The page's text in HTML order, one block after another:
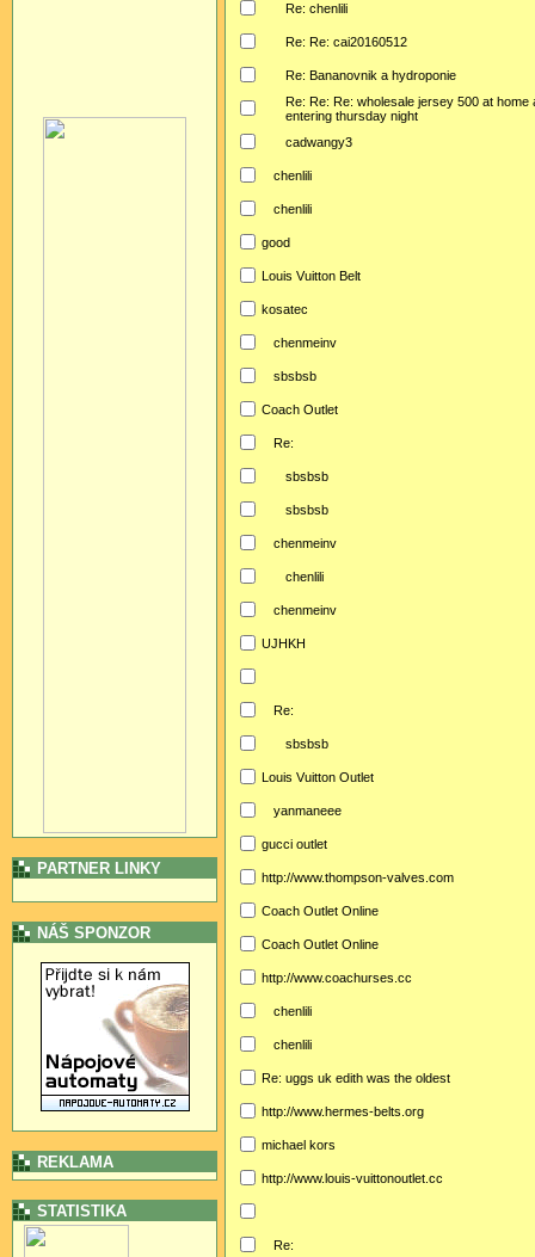
PARTNER LINKY
NÁŠ SPONZOR
REKLAMA
STATISTIKA
Re: chenlili
Re: Re: cai20160512
Re: Bananovnik a hydroponie
Re: Re: Re: wholesale jersey 500 at home
entering thursday night
cadwangy3
chenlili
chenlili
good
Louis Vuitton Belt
kosatec
chenmeinv
sbsbsb
Coach Outlet
Re:
sbsbsb
sbsbsb
chenmeinv
chenlili
chenmeinv
UJHKH
Re:
sbsbsb
Louis Vuitton Outlet
yanmaneee
gucci outlet
http://www.thompson-valves.com
Coach Outlet Online
Coach Outlet Online
http://www.coachurses.cc
chenlili
chenlili
Re: uggs uk edith was the oldest
http://www.hermes-belts.org
michael kors
http://www.louis-vuittonoutlet.cc
Re: